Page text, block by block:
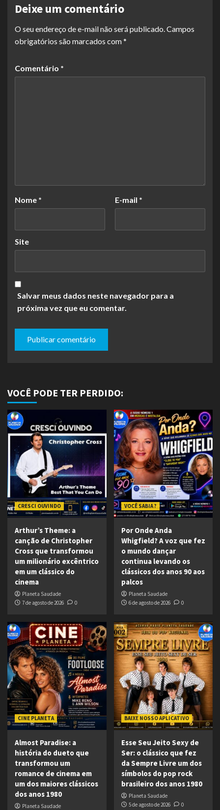
Deixe um comentário
O seu endereço de e-mail não será publicado. Campos
obrigatórios são marcados com*
Comentário *
Nome * E-mail *
Site
Salvar meus dados neste navegador para a
próxima vez que eu comentar.
VOCÊ PODE TER PERDIDO:
CRESCI OUVINDO
Arthur’s Theme: a
canção de Christopher
Cross que transformou
um milionário excêntrico
em um clássico do
cinema
Planeta Saudade
7 de agosto de 2026
0
VOCÊ SABIA ?
Por Onde Anda
Whigfield? A voz que fez
o mundo dançar
continua levando os
clássicos dos anos 90 aos
palcos
Planeta Saudade
6 de agosto de 2026
0
CINE PLANETA
Almost Paradise: a
história do dueto que
transformou um
romance de cinema em
um dos maiores clássicos
dos anos 1980
Planeta Saudade
BAIXE NOSSO APLICATIVO
Esse Seu Jeito Sexy de
Ser: o clássico que fez
da Sempre Livre um dos
símbolos do pop rock
brasileiro dos anos 1980
Planeta Saudade
5 de agosto de 2026
0